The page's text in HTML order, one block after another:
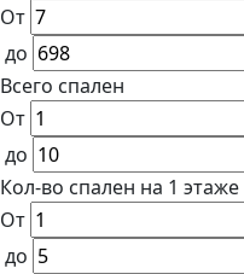
От
до
Всего спален
От
до
Кол-во спален на 1 этаже
От
до